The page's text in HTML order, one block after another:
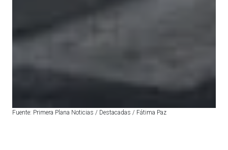
Fuente: Primera Plana Noticias / Destacadas / Fátima Paz